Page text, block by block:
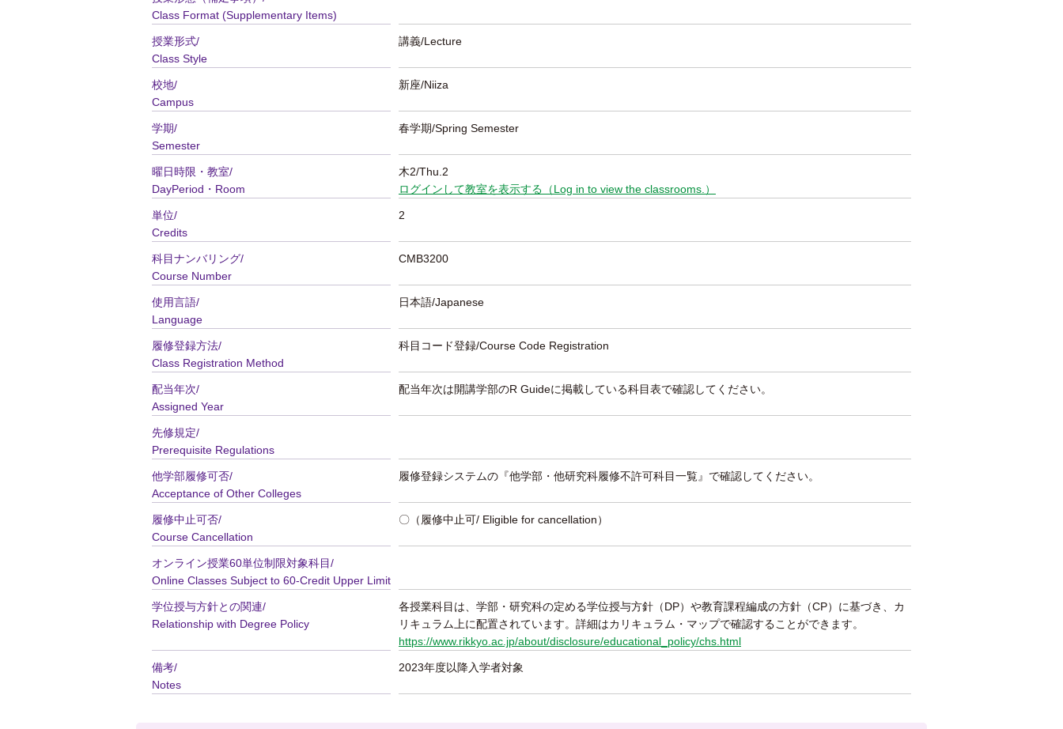
Class Format (Supplementary Items)
授業形式/
Class Style
講義/Lecture
校地/
Campus
新座/Niiza
学期/
Semester
春学期/Spring Semester
曜日時限・教室/
DayPeriod・Room
木2/Thu.2
ログインして教室を表示する（Log in to view the classrooms.）
単位/
Credits
2
科目ナンバリング/
Course Number
CMB3200
使用言語/
Language
日本語/Japanese
履修登録方法/
Class Registration Method
科目コード登録/Course Code Registration
配当年次/
Assigned Year
配当年次は開講学部のR Guideに掲載している科目表で確認してください。
先修規定/
Prerequisite Regulations
他学部履修可否/
Acceptance of Other Colleges
履修登録システムの『他学部・他研究科履修不許可科目一覧』で確認してください。
履修中止可否/
Course Cancellation
〇（履修中止可/ Eligible for cancellation）
オンライン授業60単位制限対象科目/
Online Classes Subject to 60-Credit Upper Limit
学位授与方針との関連/
Relationship with Degree Policy
各授業科目は、学部・研究科の定める学位授与方針（DP）や教育課程編成の方針（CP）に基づき、カ
リキュラム上に配置されています。詳細はカリキュラム・マップで確認することができます。
https://www.rikkyo.ac.jp/about/disclosure/educational_policy/chs.html
備考/
Notes
2023年度以降入学者対象